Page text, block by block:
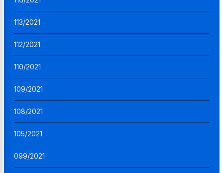
113/2021
112/2021
110/2021
109/2021
108/2021
105/2021
099/2021